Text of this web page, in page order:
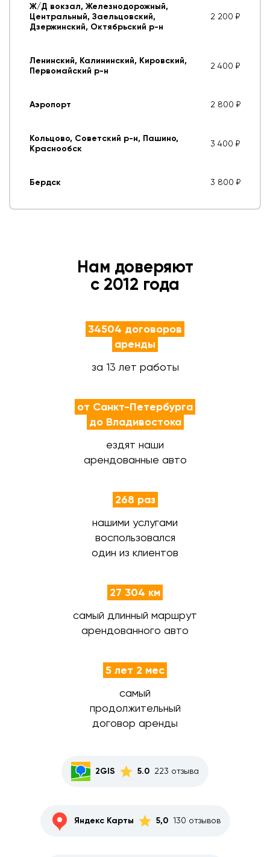
Ж/Д вокзал, Железнодорожный,
Центральный, Заельцовский,
Дзержинский, Октябрьский р-н
2 200 ₽
Ленинский, Калининский, Кировский,
Первомайский р-н
2 400 ₽
Аэропорт 2 800 ₽
Кольцово, Советский р-н, Пашино,
Краснообск
3 400 ₽
Бердск 3 800 ₽
Нам доверяют
с 2012 года
34504 договоров
аренды
за 13 лет работы
от Санкт-Петербурга
до Владивостока
ездят наши
арендованные авто
268 раз
нашими услугами
воспользовался
один из клиентов
27 304 км
самый длинный маршрут
арендованного авто
5 лет 2 мес
самый
продолжительный
договор аренды
2GIS 5.0 223 отзыва
Яндекс Карты 5,0 130 отзывов